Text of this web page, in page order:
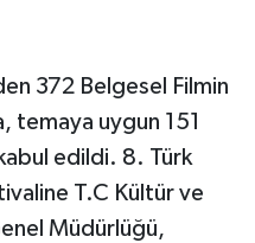
372 Belgesel Filmin
temaya uygun 151
edildi. 8. Türk
T.C Kültür ve
Müdürlüğü,